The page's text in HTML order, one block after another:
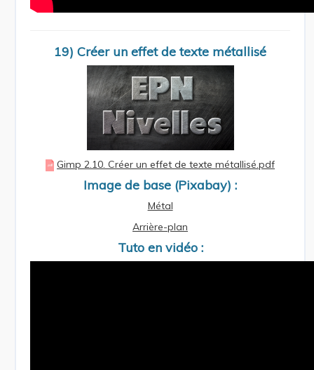
19) Créer un effet de texte métallisé
Gimp 2.10. Créer un effet de texte métallisé.pdf
Image de base (Pixabay) :
Métal
Arrière-plan
Tuto en vidéo :